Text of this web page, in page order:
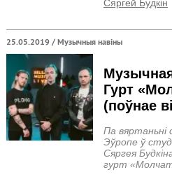
Сяргей Будкін
25.05.2019 /Музычныя навіны
Гурт
(поўнае
Па вяртаньні
Эўропе ў
Сяргея
гурт